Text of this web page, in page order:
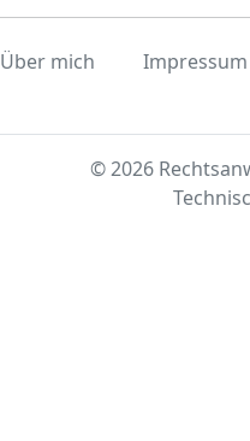
Über mich Impressum
© 2026